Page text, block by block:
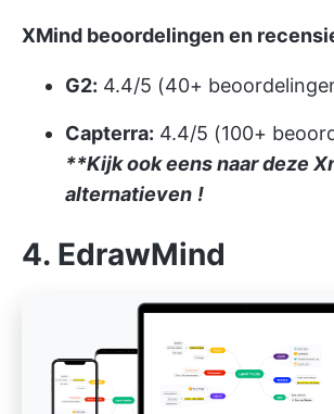
XMind beoordelingen en
G2: 4.4/5 (40+
Capterra: 4.4/5 (100+
**Kijk ook eens naar deze
alternatieven !
4. EdrawMind